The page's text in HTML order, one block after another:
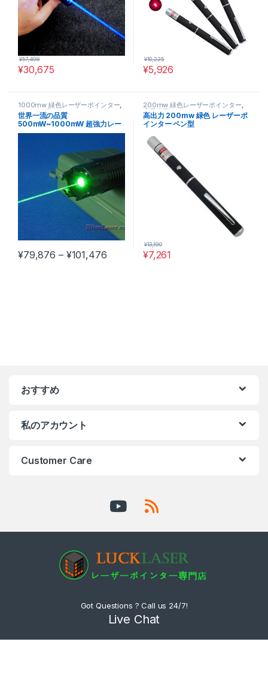
¥30,675
¥57,498
¥5,926
¥10,225
1000mw 緑色レーザーポインター
500mw 緑色レーザーポインター
店長推薦
世界一流の品質
500mW~1000mW 超強力レー
ザー Green Laser パルス/閃光
¥79,876 – ¥101,476価格帯: ¥79,876 – ¥101,476
この商品には複数のバリエーションがあります。 オプションは商
200mw 緑色レーザーポインター
店長推薦
高出力 200mw 緑色 レーザーポ
インター ペン型
¥7,261
¥13,190
おすすめ
私のアカウント
Customer Care
Got Questions ? Call us 24/7!
Live Chat